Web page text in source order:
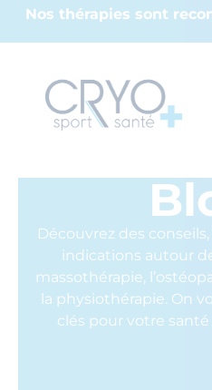
Nos thérapies sont
Découvrez des
indications autour
massothérapie,
la physiothérapie. On
clés pour votre